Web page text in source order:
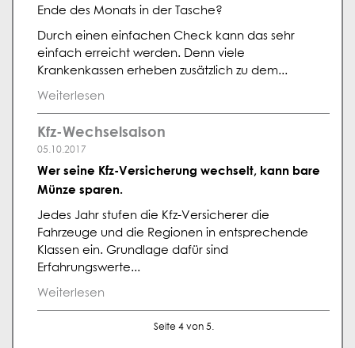
Ende des Monats in der Tasche?
Durch einen einfachen Check kann das sehr
einfach erreicht werden. Denn viele
Krankenkassen erheben zusätzlich zu dem...
Weiterlesen
Kfz-Wechselsaison
05.10.2017
Wer seine Kfz-Versicherung wechselt, kann bare
Münze sparen.
Jedes Jahr stufen die Kfz-Versicherer die
Fahrzeuge und die Regionen in entsprechende
Klassen ein. Grundlage dafür sind
Erfahrungswerte...
Weiterlesen
Seite 4 von 5.